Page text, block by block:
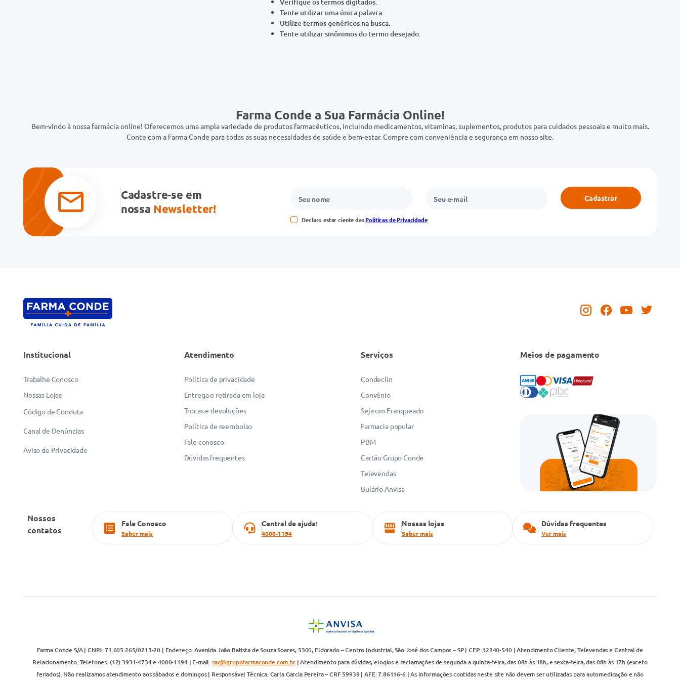
Tente utilizar uma única palavra.
Utilize termos genéricos na busca.
Tente utilizar sinônimos do termo desejado.
Farma Conde a Sua Farmácia Online!
Bem-vindo à nossa farmácia online! Oferecemos uma ampla variedade de produtos farmacêuticos, incluindo medicamentos, vitaminas, suplementos, produtos para cuidados pessoais e muito mais.
Conte com a Farma Conde para todas as suas necessidades de saúde e bem-estar. Compre com conveniência e segurança em nosso site.
Cadastre-se em
nossa Newsletter!
Declaro estar ciente dasPolíticas de Privacidade
Cadastrar
Institucional
Trabalhe Conosco
Nossas Lojas
Código de Conduta
Canal de Denúncias
Aviso de Privacidade
Atendimento
Política de privacidade
Entrega e retirada em loja
Trocas e devoluções
Política de reembolso
Fale conosco
Dúvidas frequentes
Serviços
Condeclin
Convênio
Seja um Franqueado
Farmacia popular
PBM
Cartão Grupo Conde
Televendas
Bulário Anvisa
Meios de pagamento
Nossos
contatos
Fale Conosco
Saber mais
Central de ajuda:
4000-1194
Nossas lojas
Saber mais
Dúvidas frequentes
Ver mais
Farma Conde S/A | CNPJ: 71.605.265/0213-20 | Endereço: Avenida João Batista de Souza Soares, 5300, Eldorado – Centro Industrial, São José dos Campos – SP | CEP: 12240-540 | Atendimento Cliente, Televendas e Central de
Relacionamento: Telefones: (12) 3931-4734 e 4000-1194 | E-mail:sac@grupofarmaconde.com.br| Atendimento para dúvidas, elogios e reclamações de segunda a quinta-feira, das 08h às 18h, e sexta-feira, das 08h às 17h (exceto
feriados). Não realizamos atendimento aos sábados e domingos | Responsável Técnica: Carla Garcia Pereira – CRF 59939 | AFE: 7.86116-6 | As informações contidas neste site não devem ser utilizadas para automedicação e não